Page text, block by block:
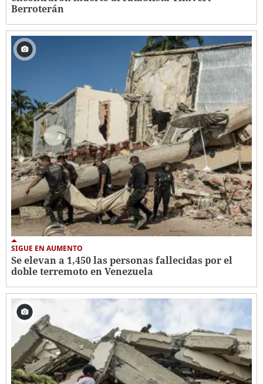
Berroterán
SIGUE EN AUMENTO
Se elevan a 1,450 las personas fallecidas por el
doble terremoto en Venezuela